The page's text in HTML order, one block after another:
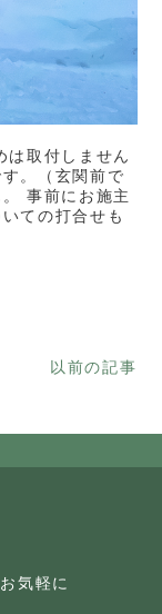
は取付しません
。（玄関前で
事前にお施主
ての打合せも
以前の記事
気軽に